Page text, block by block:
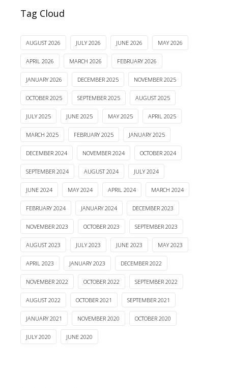
Tag Cloud
AUGUST 2026 JULY 2026 JUNE 2026 MAY 2026
APRIL 2026 MARCH 2026 FEBRUARY 2026
JANUARY 2026 DECEMBER 2025 NOVEMBER 2025
OCTOBER 2025 SEPTEMBER 2025 AUGUST 2025
JULY 2025 JUNE 2025 MAY 2025 APRIL 2025
MARCH 2025 FEBRUARY 2025 JANUARY 2025
DECEMBER 2024 NOVEMBER 2024 OCTOBER 2024
SEPTEMBER 2024 AUGUST 2024 JULY 2024
JUNE 2024 MAY 2024 APRIL 2024 MARCH 2024
FEBRUARY 2024 JANUARY 2024 DECEMBER 2023
NOVEMBER 2023 OCTOBER 2023 SEPTEMBER 2023
AUGUST 2023 JULY 2023 JUNE 2023 MAY 2023
APRIL 2023 JANUARY 2023 DECEMBER 2022
NOVEMBER 2022 OCTOBER 2022 SEPTEMBER 2022
AUGUST 2022 OCTOBER 2021 SEPTEMBER 2021
JANUARY 2021 NOVEMBER 2020 OCTOBER 2020
JULY 2020 JUNE 2020